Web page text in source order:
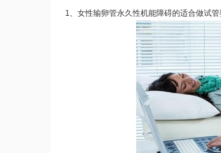
1、女性输卵管永久性机能障碍的适合做试